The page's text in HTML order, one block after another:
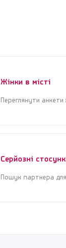
Почати
Жінки в місті
Переглянути анкети
Серйозні
Пошук партнера для
Почати